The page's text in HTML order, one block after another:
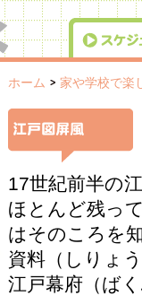
ホーム 家や学校で楽
江戸図屏風
17世紀前半の
ほとんど残っ
はそのころを
資料（しりょ
江戸幕府（ば